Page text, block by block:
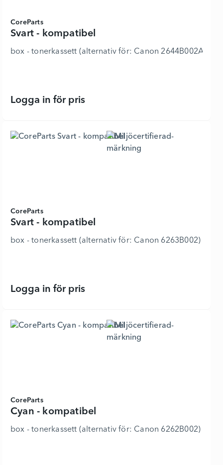
CoreParts
Svart - kompatibel
box - tonerkassett (alternativ för: Canon 2644B002AA) -
Logga in för prisSvart - kompatibel - 6319069 - Lägg
CoreParts
Svart - kompatibel
box - tonerkassett (alternativ för: Canon 6263B002) - för
Logga in för prisSvart - kompatibel - 6322654 - Lägg
CoreParts
Cyan - kompatibel
box - tonerkassett (alternativ för: Canon 6262B002) - för